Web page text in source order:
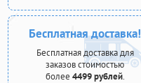
Бесплатная доставка!
Бесплатная доставка для
заказов стоимостью
более 4499 рублей.